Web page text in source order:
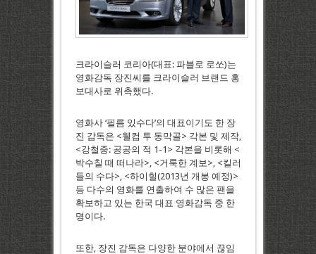
크라이슬러 코리아(대표: 파블로 로쏘)는
영화감독 장진씨를 크라이슬러 브랜드 홍
보대사로 위촉했다.
영화사 ‘필름 있수다’의 대표이기도 한 장
진 감독은 <웰컴 투 동막골> 각본 및 제작,
<강철중: 공공의 적 1-1> 각본을 비롯해 <
박수칠 때 떠나라>, <거룩한 계보>, <킬러
들의 수다>, <하이힐(2013년 개봉 예정)>
등 다수의 영화를 연출하여 수 많은 팬을
확보하고 있는 한국 대표 영화감독 중 한
명이다.
또한, 장진 감독은 다양한 분야에서 끊임